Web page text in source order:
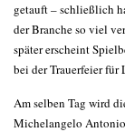
getauft – schließlich
der Branche so viel
später erscheint
bei der Trauerfeier für
Am selben Tag wird
Michelangelo